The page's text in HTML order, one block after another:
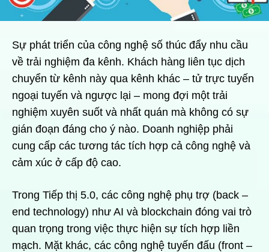
Sự phát triển của công nghệ số thúc đẩy nhu cầu
về trải nghiệm đa kênh. Khách hàng liên tục dịch
chuyển từ kênh này qua kênh khác – tử trực tuyến
ngoại tuyến và ngược lại – mong đợi một trải
nghiệm xuyên suốt và nhất quán mà không có sự
gián đoạn đáng cho ý nào. Doanh nghiệp phải
cung cấp các tương tác tích hợp cả công nghệ và
cảm xúc ở cấp độ cao.
Trong Tiếp thị 5.0, các công nghệ phụ trợ (back –
end technology) như AI và blockchain đóng vai trò
quan trọng trong việc thực hiện sự tích hợp liền
mạch. Mặt khác, các công nghệ tuyến đấu (front –